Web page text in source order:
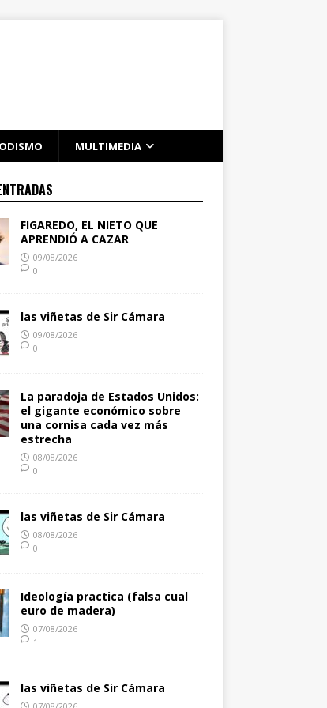
MULTIMEDIA
FIGAREDO, EL NIETO QUE
APRENDIÓ A CAZAR
09/08/2026
0
las viñetas de Sir Cámara
09/08/2026
0
La paradoja de Estados Unidos:
el gigante económico sobre
una cornisa cada vez más
estrecha
08/08/2026
0
las viñetas de Sir Cámara
08/08/2026
0
Ideología practica (falsa cual
euro de madera)
07/08/2026
1
las viñetas de Sir Cámara